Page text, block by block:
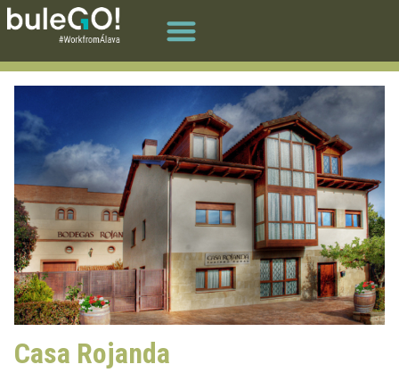
Casa Rojanda